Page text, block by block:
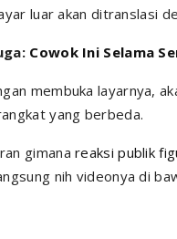
luar akan ditranslasi
Cowok Ini Selama
membuka layarnya,
yang berbeda.
gimanareaksi publik
nih videonya di